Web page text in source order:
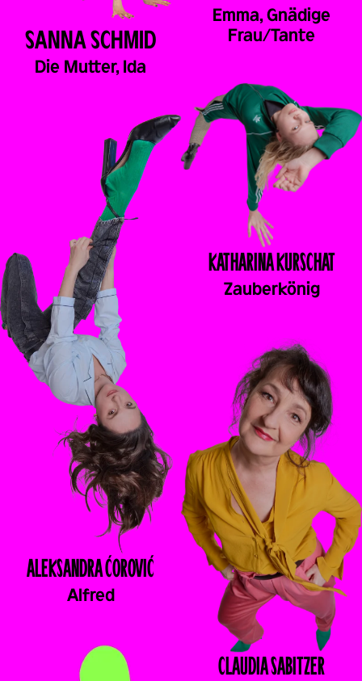
SANNASCHMID
Die Mutter, Ida
Emma, Gnädige
Frau/Tante
KATHARINAKURSCHAT
Zauberkönig
ALEKSANDRAĆOROVIĆ
Alfred
CLAUDIASABITZER